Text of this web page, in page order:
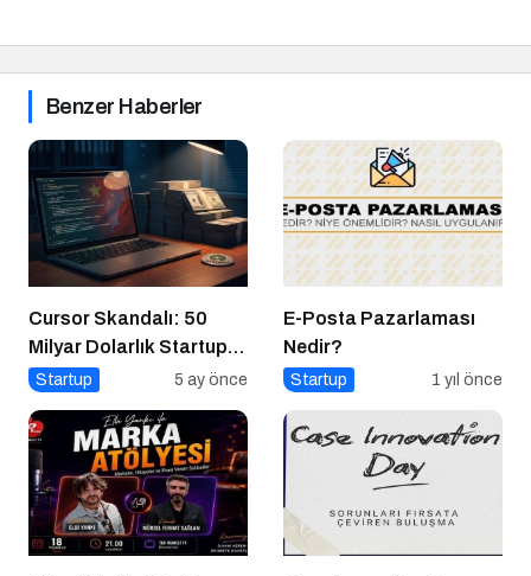
Benzer Haberler
Cursor Skandalı: 50
Milyar Dolarlık Startup
Açık Kaynağı Gizleyince
Startup 5 ay önce
E-Posta Pazarlaması
Nedir?
Startup 1 yıl önce